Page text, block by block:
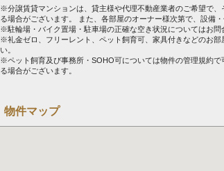
※分譲賃貸マンションは、貸主様や代理不動産業者のご希望で
る場合がございます。 また、各部屋のオーナー様次第で、設備
※駐輪場・バイク置場・駐車場の正確な空き状況についてはお問
※礼金ゼロ、フリーレント、ペット飼育可、家具付きなどのお
い。
※ペット飼育及び事務所・SOHO可については物件の管理規約
る場合がございます。
物件マップ